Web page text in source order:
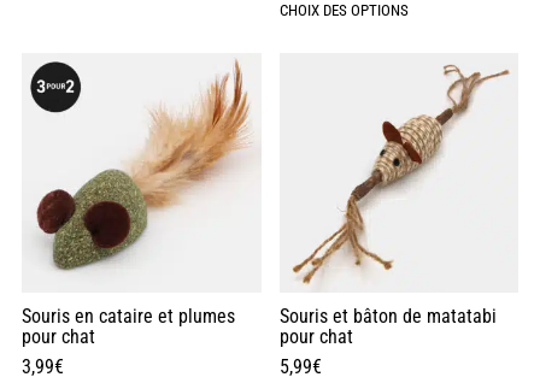
CHOIX DES OPTIONS
Souris en cataire et plumes
pour chat
3,99€
Souris et bâton de matatabi
pour chat
5,99€